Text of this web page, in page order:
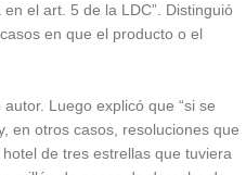
el art. 5 de la LDC”. Distinguió
en que el producto o el
Luego explicó que “si se
en otros casos, resoluciones que
de tres estrellas que tuviera